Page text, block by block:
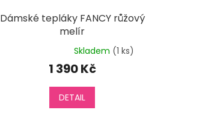
Dámské tepláky FANCY růžový
melír
hodnocení
produktu
Skladem (1 ks)
1 390 Kč
DETAIL